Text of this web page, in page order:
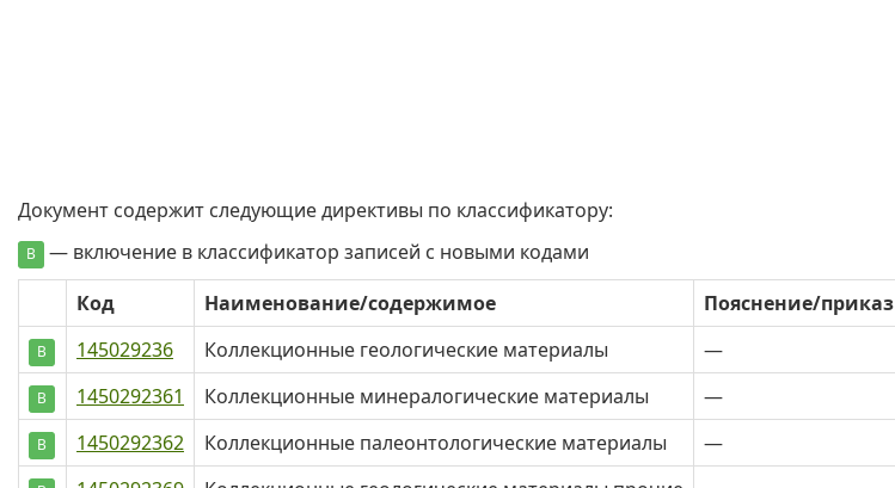
Документ содержит следующие директивы по классификатору:
В
— включение в классификатор записей с новыми кодами
Код
Наименование/содержимое Пояснение/приказ
В 145029236 Коллекционные геологические материалы —
В 1450292361 Коллекционные минералогические материалы —
В 1450292362 Коллекционные палеонтологические материалы —